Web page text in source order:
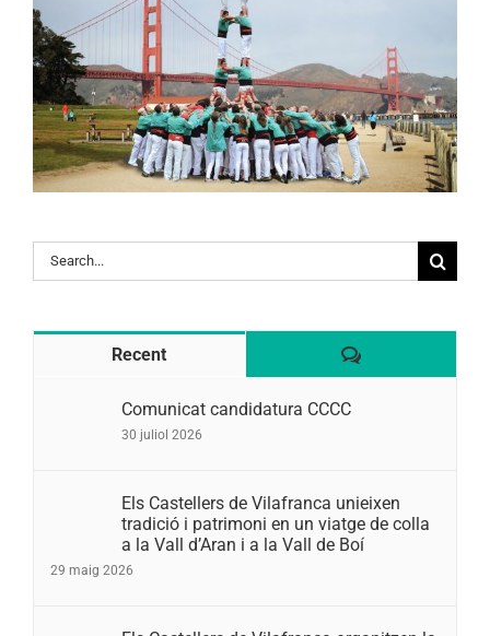
Search
for:
Recent Comentaris
Comunicat candidatura CCCC
30 juliol 2026
Els Castellers de Vilafranca unieixen
tradició i patrimoni en un viatge de colla
a la Vall d’Aran i a la Vall de Boí
29 maig 2026